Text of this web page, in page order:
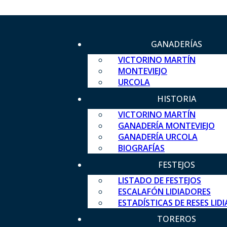
GANADERÍAS
VICTORINO MARTÍN
MONTEVIEJO
URCOLA
HISTORIA
VICTORINO MARTÍN
GANADERÍA MONTEVIEJO
GANADERÍA URCOLA
BIOGRAFÍAS
FESTEJOS
LISTADO DE FESTEJOS
ESCALAFÓN LIDIADORES
ESTADÍSTICAS DE RESES
TOREROS